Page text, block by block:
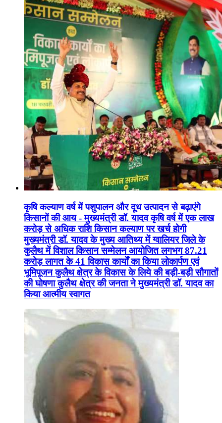
कृषि कल्याण वर्ष में पशुपालन और दूध उत्पादन से बढ़ाएंगे
किसानों की आय - मुख्यमंत्री डॉ. यादव कृषि वर्ष में एक लाख
करोड़ से अधिक राशि किसान कल्याण पर खर्च होगी
मुख्यमंत्री डॉ. यादव के मुख्य आतिथ्य में ग्वालियर जिले के
कुलैथ में विशाल किसान सम्मेलन आयोजित लगभग 87.21
करोड़ लागत के 41 विकास कार्यों का किया लोकार्पण एवं
भूमिपूजन कुलैथ क्षेत्र के विकास के लिये की बड़ी-बड़ी सौगातों
की घोषणा कुलैथ क्षेत्र की जनता ने मुख्यमंत्री डॉ. यादव का
किया आत्मीय स्वागत